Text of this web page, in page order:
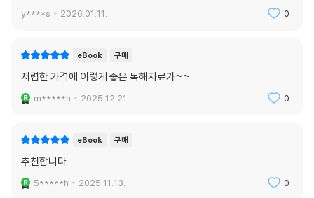
y****s 2026.01.11. 0
eBook 구매
저렴한 가격에 이렇게 좋은 독해자료가~~
m*****h 2025.12.21. 0
eBook 구매
추천합니다
5*****h 2025.11.13. 0